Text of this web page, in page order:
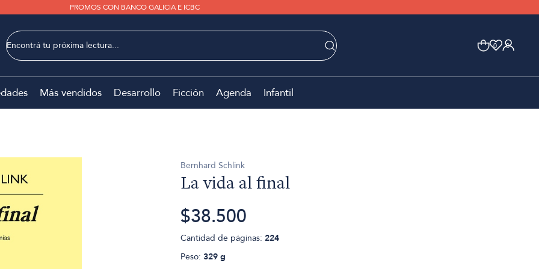
PROMOS CON BANCO GALICIA E ICBC
0 0
Más vendidos Desarrollo Ficción Agenda Infantil
Bernhard Schlink
La vida al final
$38.500
Cantidad de páginas: 224
Peso: 329 g